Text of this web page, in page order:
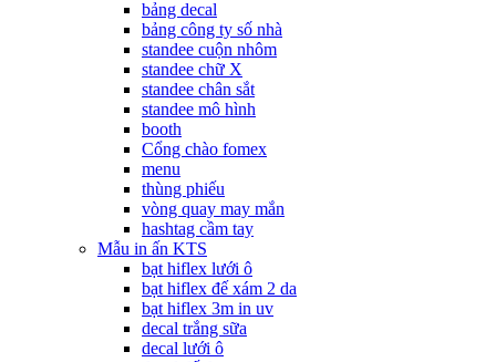
bảng decal
bảng công ty số nhà
standee cuộn nhôm
standee chữ X
standee chân sắt
standee mô hình
booth
Cổng chào fomex
menu
thùng phiếu
vòng quay may mắn
hashtag cầm tay
Mẫu in ấn KTS
bạt hiflex lưới ô
bạt hiflex đế xám 2 da
bạt hiflex 3m in uv
decal trắng sữa
decal lưới ô